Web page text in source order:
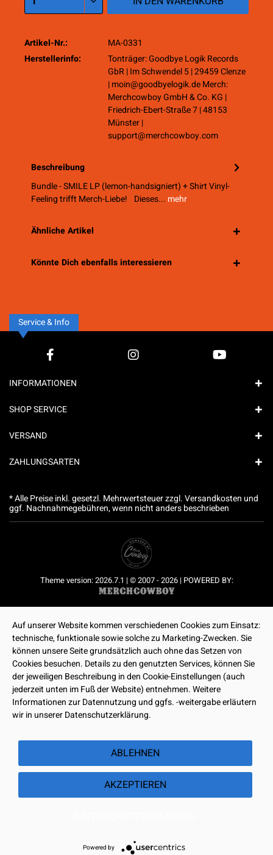
Artikel-Nr.:
MA-0331
Herstellerinfo:
Tonträger: Goodbye Logik Records
GbR | Im Schwendel 5 | 29459 Clenze
| moin@goodbyelogik.de Merch:
Merchcowboy GmbH & Co. KG |
Friedrich-Ebert-Straße 7 | 48153
Münster |
support@merchcowboy.com
Beschreibung
Bundle - SMILE LP (lemon-handsigniert) + Shirt Vinyl-
Feeling trifft Merch-Liebe! Dieses... mehr
Ähnliche Artikel
Könnte Dich ebenfalls interessieren
Service & Info
INFORMATIONEN
SHOP SERVICE
VERSAND
ZAHLUNGSARTEN
* Alle Preise inkl. gesetzl. Mehrwertsteuer zzgl.Versandkosten und
ggf. Nachnahmegebühren, wenn nicht anders beschrieben
Theme version: 2026.7.1 | © 2007 - 2026 | POWERED BY:
Auf unserer Website kommen verschiedenen Cookies zum Einsatz:
technische, funktionale sowie solche zu Marketing-Zwecken. Sie
können unsere Seite grundsätzlich auch ohne das Setzen von
Cookies besuchen. Details zu den genutzten Services, können Sie
der jeweiligen Beschreibung in den Cookie-Einstellungen (auch
jederzeit unten im Fuß der Website) entnehmen. Weitere
Informationen zur Datennutzung und ggfs. -weitergabe erläutern
wir in unserer Datenschutzerklärung.
ABLEHNEN
AKZEPTIEREN
Powered by